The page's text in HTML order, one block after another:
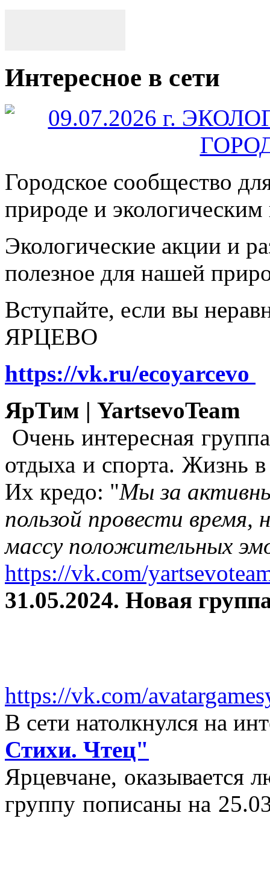
Интересное в сети
Городское сообщество
природе и
Экологические акции и
полезное для нашей
Вступайте, если вы
ЯРЦЕВО
https://vk.ru/ecoyarcevo
ЯрТим | YartsevoTeam
Очень интересная
отдыха и спорта. Жизнь
Их кредо: "Мы за
пользой провести время,
массу положительных
https://vk.com/
31.05.2024. Новая
https://vk.com/
В сети натолкнулся на
Стихи. Чтец"
Ярцевчане, оказывается
группу пописаны на